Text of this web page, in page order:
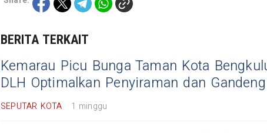
BERITA TERKAIT
Kemarau Picu Bunga Taman Kota
DLH Optimalkan Penyiraman dan
SEPUTAR KOTA 1 minggu